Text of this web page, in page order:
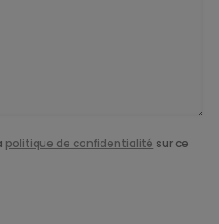
politique de confidentialité sur ce